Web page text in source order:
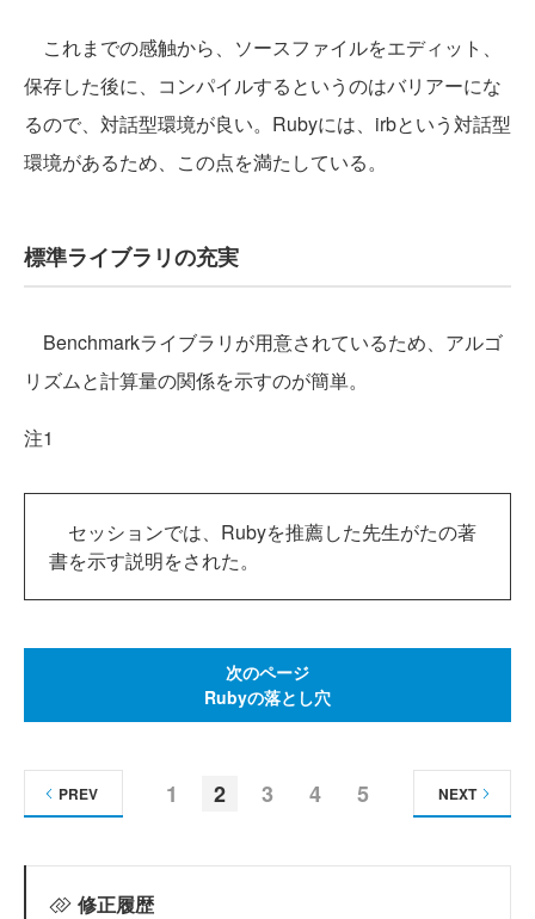
これまでの感触から、ソースファイルをエディット、
保存した後に、コンパイルするというのはバリアーにな
るので、対話型環境が良い。Rubyには、irbという対話型
環境があるため、この点を満たしている。
標準ライブラリの充実
Benchmarkライブラリが用意されているため、アルゴ
リズムと計算量の関係を示すのが簡単。
注1
セッションでは、Rubyを推薦した先生がたの著
書を示す説明をされた。
次のページ
Rubyの落とし穴
1 2 3 4 5
PREV NEXT
修正履歴